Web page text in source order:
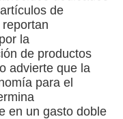
de
la
de productos
advierte que la
para el
en un gasto doble